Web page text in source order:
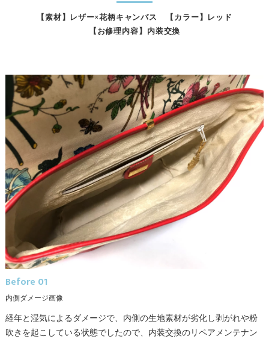
【素材】レザー×花柄キャンバス 【カラー】レッド
【お修理内容】内装交換
Before 01
内側ダメージ画像
経年と湿気によるダメージで、内側の生地素材が劣化し剥がれや粉
吹きを起こしている状態でしたので、内装交換のリペアメンテナン